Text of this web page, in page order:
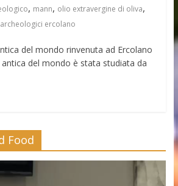
, mann, olio extravergine di oliva,
ercolano
del mondo rinvenuta ad Ercolano
del mondo è stata studiata da
Food